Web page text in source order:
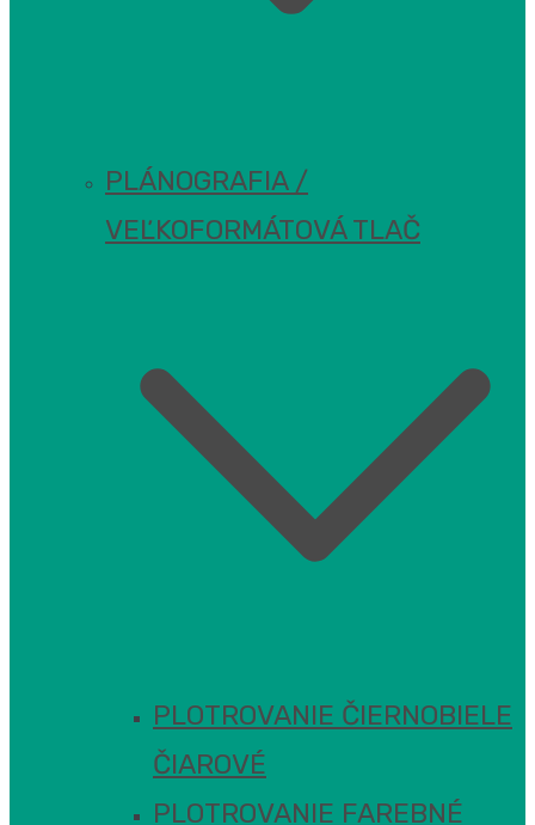
PLÁNOGRAFIA /
VEĽKOFORMÁTOVÁ TLAČ
PLOTROVANIE ČIERNOBIELE
ČIAROVÉ
PLOTROVANIE FAREBNÉ